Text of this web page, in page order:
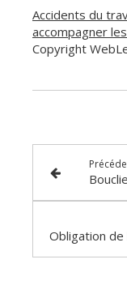
Accidents du
accompagner
Copyright